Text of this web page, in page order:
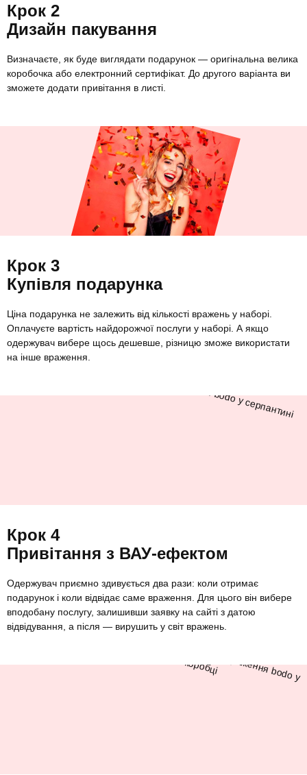
Крок 2
Дизайн пакування
Визначаєте, як буде виглядати подарунок — оригінальна велика
коробочка або електронний сертифікат. До другого варіанта ви
зможете додати привітання в листі.
Крок 3
Купівля подарунка
Ціна подарунка не залежить від кількості вражень у наборі.
Оплачуєте вартість найдорожчої послуги у наборі. А якщо
одержувач вибере щось дешевше, різницю зможе використати
на інше враження.
Крок 4
Привітання з ВАУ-ефектом
Одержувач приємно здивується два рази: коли отримає
подарунок і коли відвідає саме враження. Для цього він вибере
вподобану послугу, залишивши заявку на сайті з датою
відвідування, а після — вирушить у світ вражень.